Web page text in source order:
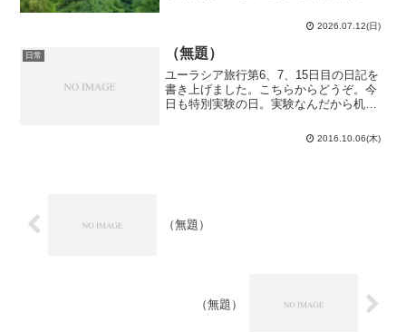
に行き過ぎて滅茶苦茶成田のお買い物事
で、今回は一時帰国なので1...
2026.07.12(日)
日常 （無題）
ユーラシア旅行第6、7、15日目の日記を
書き上げました。こちらからどうぞ。今
日も特別実験の日。実験なんだから机上
かしてみよう！という事で、僕は手より
も足の方が早く動く男なので実験装置に
2016.10.06(木)
（無題）
（無題）